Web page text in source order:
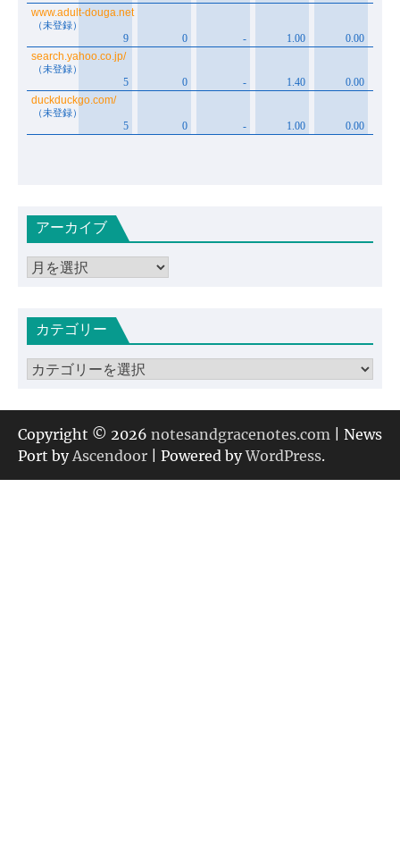
アーカイブ
ア
イカテゴリー
カ
ゴ
リ
ー
Copyright © 2026 notesandgracenotes.com | News
Port byAscendoor | Powered byWordPress.